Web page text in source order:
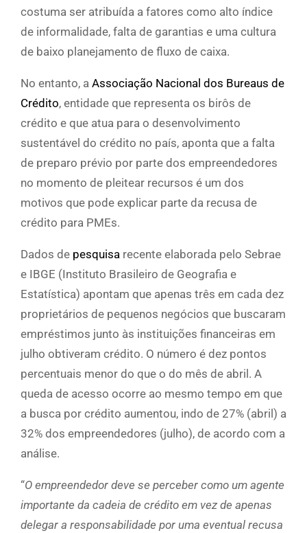
costuma ser atribuída a fatores como alto índice
de informalidade, falta de garantias e uma cultura
de baixo planejamento de fluxo de caixa.
No entanto, a Associação Nacional dos Bureaus de
Crédito, entidade que representa os birôs de
crédito e que atua para o desenvolvimento
sustentável do crédito no país, aponta que a falta
de preparo prévio por parte dos empreendedores
no momento de pleitear recursos é um dos
motivos que pode explicar parte da recusa de
crédito para PMEs.
Dados de pesquisa recente elaborada pelo Sebrae
e IBGE (Instituto Brasileiro de Geografia e
Estatística) apontam que apenas três em cada dez
proprietários de pequenos negócios que buscaram
empréstimos junto às instituições financeiras em
julho obtiveram crédito. O número é dez pontos
percentuais menor do que o do mês de abril. A
queda de acesso ocorre ao mesmo tempo em que
a busca por crédito aumentou, indo de 27% (abril) a
32% dos empreendedores (julho), de acordo com a
análise.
“O empreendedor deve se perceber como um agente
importante da cadeia de crédito em vez de apenas
delegar a responsabilidade por uma eventual recusa